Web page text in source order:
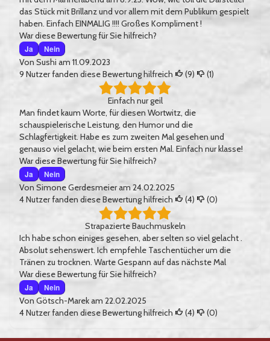
das Stück mit Brillanz und vor allem mit dem Publikum gespielt
haben. Einfach EINMALIG !!!! Großes Kompliment !
War diese Bewertung für Sie hilfreich?
Ja
Nein
Von Sushi am 11.09.2023
9 Nutzer fanden diese Bewertung hilfreich (9) (1)
Einfach nur geil
Man findet kaum Worte, für diesen Wortwitz, die
schauspielerische Leistung, den Humor und die
Schlagfertigkeit. Habe es zum zweiten Mal gesehen und
genauso viel gelacht, wie beim ersten Mal. Einfach nur klasse!
War diese Bewertung für Sie hilfreich?
Ja
Nein
Von Simone Gerdesmeieram 24.02.2025
4Nutzer fanden diese Bewertung hilfreich (4) (0)
Strapazierte Bauchmuskeln
Ich habe schon einiges gesehen, aber selten so viel gelacht .
Absolut sehenswert. Ich empfehle Taschentücher um die
Tränen zu trocknen. Warte Gespann auf das nächste Mal
War diese Bewertung für Sie hilfreich?
Ja
Nein
Von Götsch-Marekam 22.02.2025
4Nutzer fanden diese Bewertung hilfreich (4) (0)